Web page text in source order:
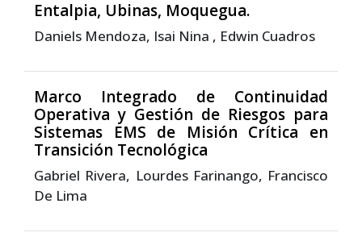
Entalpia, Ubinas, Moquegua.
Daniels Mendoza, Isai Nina , Edwin Cuadros
Marco Integrado de Continuidad
Operativa y Gestión de Riesgos para
Sistemas EMS de Misión Crítica en
Transición Tecnológica
Gabriel Rivera, Lourdes Farinango, Francisco
De Lima